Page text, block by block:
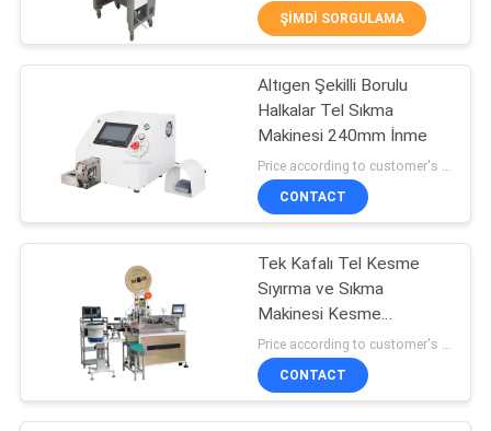
HARITASI
PRIVACY
POLICY
Otomatik Tel
Sıyırma Makinesi
Tel Besleme
Makinesi
14
ŞIMDI SORGULAMA
Altıgen Şekilli Borulu
Halkalar Tel Sıkma
Makinesi 240mm İnme
Price according to customer's requirement MOQ:1 parça
CONTACT
Tek Kafalı Tel Kesme
Sıyırma ve Sıkma
Makinesi Kesme
Uzunluğu 40-2000mm
CONTACT